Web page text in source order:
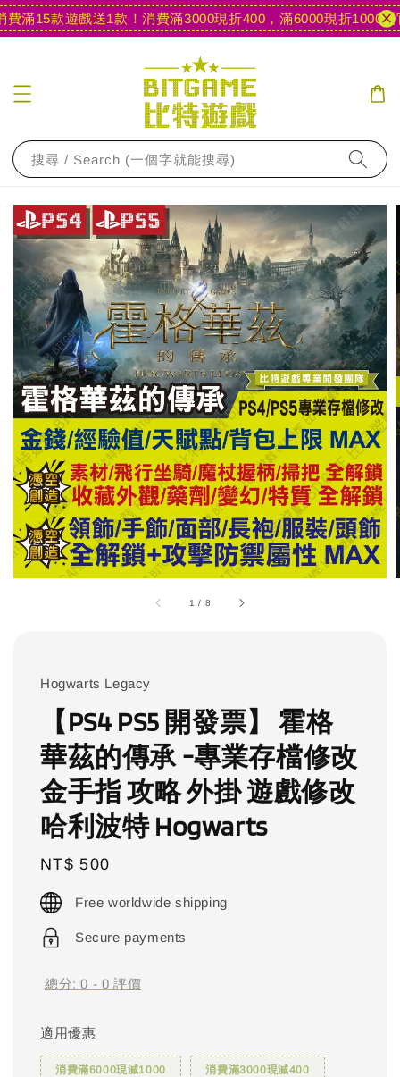
15款遊戲送1款！消費滿3000現折400，滿6000現折1000【官
搜尋 / Search (一個字就能搜尋)
1 / 8
Hogwarts Legacy
【PS4 PS5 開發票】 霍格
華茲的傳承 -專業存檔修改
金手指 攻略 外掛 遊戲修改
哈利波特 Hogwarts
Regular
price
NT$ 500
Free worldwide shipping
Secure payments
總分:0 - 0 評價
適用優惠
消費滿6000現減1000 消費滿3000現減400